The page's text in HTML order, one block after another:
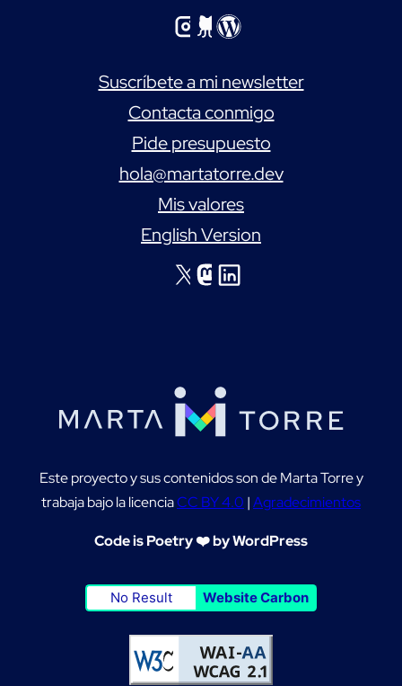
Echa un vistazo mi cuenta de InstagramEcha un vistazo mi perfil de GitHub Echa un vistazo a mi perfil de WordPress
Suscríbete a mi newsletter
Contacta conmigo
Pide presupuesto
hola@martatorre.dev
Mis valores
English Version
Echa un vistazo mi cuenta de X Echa un vistazo mi cuenta de Mastodon Echa un vistazo mi cuenta de LinkedIn
Este proyecto y sus contenidos son de Marta Torre y
trabaja bajo la licenciaCC BY 4.0 |Agradecimientos
Code is Poetry ❤️ by WordPress
No Result Website Carbon